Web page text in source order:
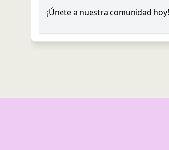
¡Únete a nuestra comunidad hoy!